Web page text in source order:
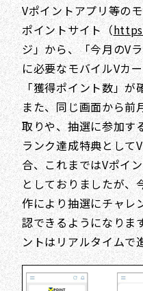
Vポイントアプリ等の
ポイントサイト（
ジ」から、「今月のV
に必要なモバイルVカ
「獲得ポイント数」が
また、同じ画面から前
取りや、抽選に参加す
ランク達成特典として
合、これまではVポイ
としておりましたが、
作により抽選にチャレ
認できるようになりま
ントはリアルタイムで